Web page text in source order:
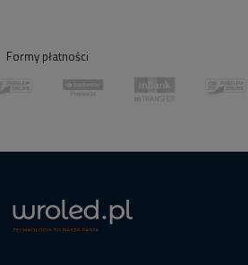
Formy płatności